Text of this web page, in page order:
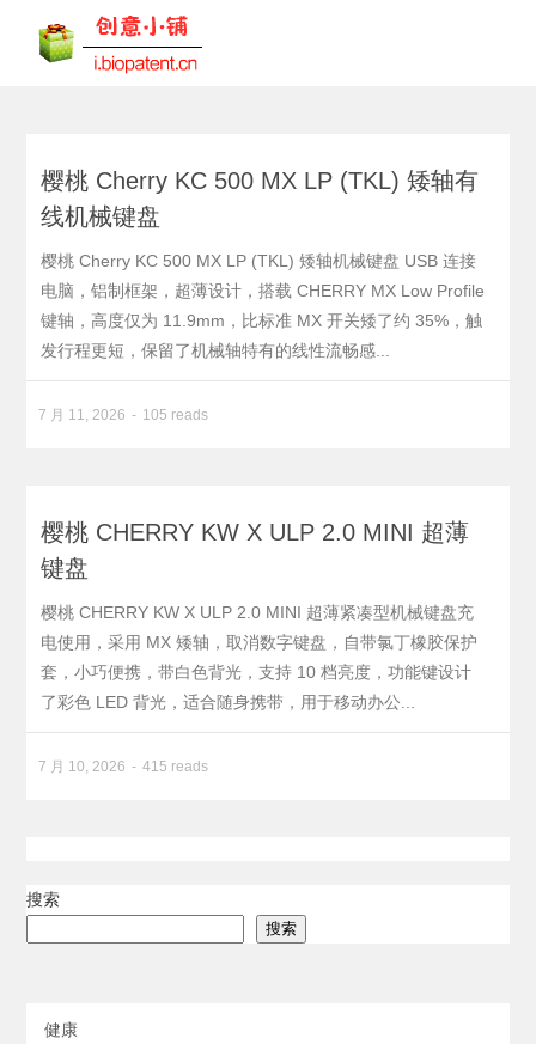
樱桃 Cherry KC 500 MX LP (TKL) 矮轴有
线机械键盘
樱桃 Cherry KC 500 MX LP (TKL) 矮轴机械键盘 USB 连接
电脑，铝制框架，超薄设计，搭载 CHERRY MX Low Profile
键轴，高度仅为 11.9mm，比标准 MX 开关矮了约 35%，触
发行程更短，保留了机械轴特有的线性流畅感...
7 月 11, 2026 105 reads
樱桃 CHERRY KW X ULP 2.0 MINI 超薄
键盘
樱桃 CHERRY KW X ULP 2.0 MINI 超薄紧凑型机械键盘充
电使用，采用 MX 矮轴，取消数字键盘，自带氯丁橡胶保护
套，小巧便携，带白色背光，支持 10 档亮度，功能键设计
了彩色 LED 背光，适合随身携带，用于移动办公...
7 月 10, 2026 415 reads
搜索
搜索
健康